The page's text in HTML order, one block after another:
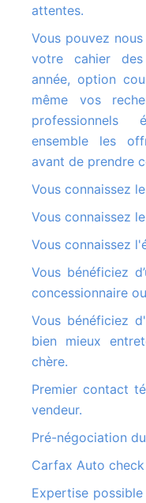
attentes.
Vous pouvez nous confier vos recherches selon
votre cahier des
année, option
même vos
professionnels
ensemble les
avant de prendre
Vous connaissez
Vous connaissez
Vous connaissez
Vous bénéficiez d’un contrat en direct avec le
concessionnaire
Vous bénéficiez d'un véhicule mieux équipé et
bien mieux
chère.
Premier contact téléphonique et vérification du
vendeur.
Pré-négociation
Carfax Auto
Expertise possible au prêt d’un cabinet privé et